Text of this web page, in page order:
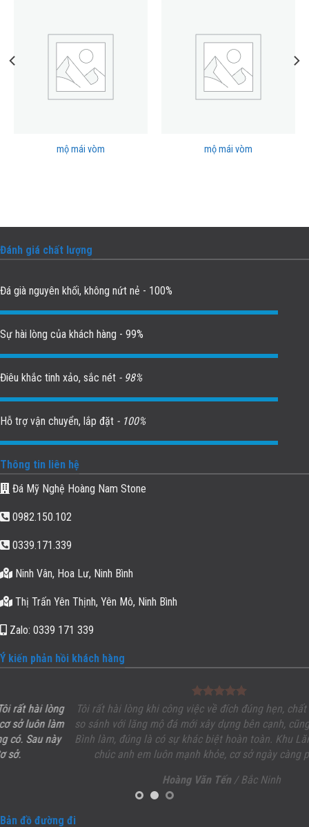
mộ mái vòm mộ mái vòm
Đánh giá chất lượng
Đá già nguyên khối, không nứt nẻ - 100%
Sự hài lòng của khách hàng - 99%
Điêu khắc tinh xảo, sắc nét - 98%
Hỗ trợ vận chuyển, lắp đặt - 100%
Thông tin liên hệ
Đá Mỹ Nghệ Hoàng Nam Stone
0982.150.102
0339.171.339
Ninh Vân, Hoa Lư, Ninh Bình
Thị Trấn Yên Thịnh, Yên Mô, Ninh Bình
Zalo: 0339 171 339
Ý kiến phản hồi khách hàng
Tôi rất hài lòng khi công việc về đích đúng hẹn, chất lượng, uy tín.
so sánh với lăng mộ đá mới xây dựng bên cạnh, cũng của thợ Ninh
Bình làm, đúng là có sự khác biệt hoàn toàn. KhuLăng Mộ đáđẹp,
chúc anh em luôn mạnh khỏe, cơ sở ngày càng phát triển.
Hoàng Văn Tến / Bắc Ninh
Bản đồ đường đi